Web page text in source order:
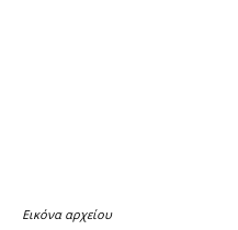
Εικόνα αρχείου